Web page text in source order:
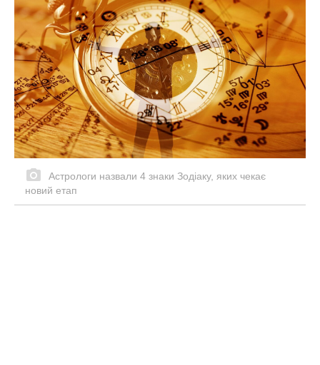
Астрологи назвали 4 знаки Зодіаку, яких чекає
новий етап